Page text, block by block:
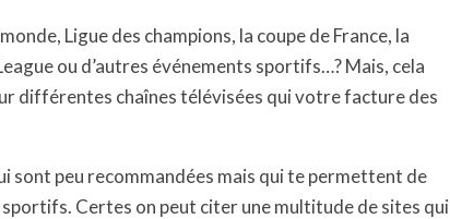
Ligue des champions, la coupe de France, la
ou d’autres événements sportifs…? Mais, cela
différentes chaînes télévisées qui votre facture des
sont peu recommandées mais qui te permettent de
Certes on peut citer une multitude de sites qui